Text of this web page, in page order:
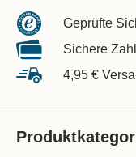
Geprüfte
Sichere
4,95 €